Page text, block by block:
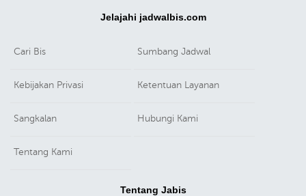
Jelajahi jadwalbis.com
Cari Bis Sumbang Jadwal
Kebijakan Privasi Ketentuan Layanan
Sangkalan Hubungi Kami
Tentang Kami
Tentang Jabis